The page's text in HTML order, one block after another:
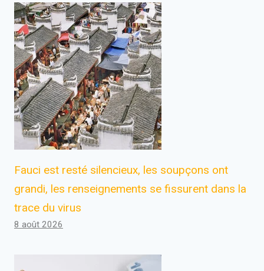
Fauci est resté silencieux, les soupçons ont
grandi, les renseignements se fissurent dans la
trace du virus
8 août 2026